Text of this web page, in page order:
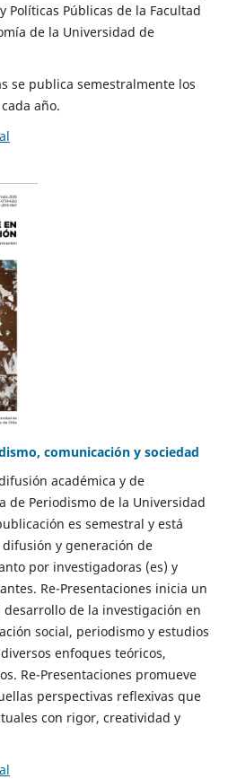
Políticas Públicas de la Facultad
de la Universidad de
se publica semestralmente los
año.
comunicación y sociedad
académica y de
de Periodismo de la Universidad
es semestral y está
y generación de
por investigadoras (es) y
Re-Presentaciones inicia un
de la investigación en
social, periodismo y estudios
enfoques teóricos,
Re-Presentaciones promueve
perspectivas reflexivas que
con rigor, creatividad y